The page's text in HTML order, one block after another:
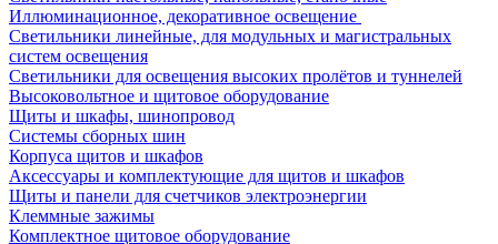
Иллюминационное, декоративное освещение
Светильники линейные, для модульных и магистральных
систем освещения
Светильники для освещения высоких пролётов и туннелей
Высоковольтное и щитовое оборудование
Щиты и шкафы, шинопровод
Системы сборных шин
Корпуса щитов и шкафов
Аксессуары и комплектующие для щитов и шкафов
Щиты и панели для счетчиков электроэнергии
Клеммные зажимы
Комплектное щитовое оборудование